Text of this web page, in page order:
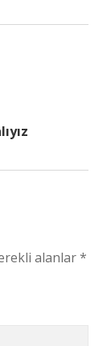
alanlar*